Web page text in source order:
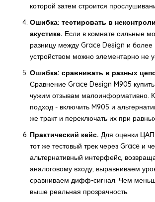
которой затем строится
Ошибка: тестировать в
акустике. Если в комнате сильные
разницу между Grace Design и более
устройством можно элементарно не
Ошибка: сравнивать в разных
Сравнение Grace Design M905
чужим отзывам малоинформативно.
подход - включить M905 и
же тракт и переключать их при
Практический кейс. Для оценки
тот же тестовый трек через Grace и
альтернативный интерфейс,
аналоговому входу, выравниваем
сравниваем дифф-сигнал. Чем
выше реальная прозрачность.